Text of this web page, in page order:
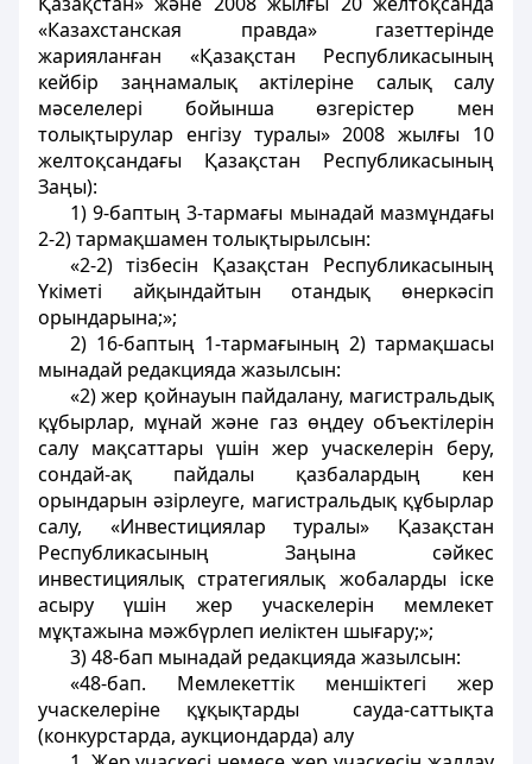
«Казахстанская правда» газеттерінде
жарияланған «Қазақстан Республикасының
кейбір заңнамалық актілеріне салық салу
мәселелері бойынша өзгерістер мен
толықтырулар енгізу туралы» 2008 жылғы 10
желтоқсандағы Қазақстан Республикасының
Заңы):
1) 9-баптың 3-тармағы мынадай мазмұндағы
2-2) тармақшамен толықтырылсын:
«2-2) тізбесін Қазақстан Республикасының
Үкіметі айқындайтын отандық өнеркәсіп
орындарына;»;
2) 16-баптың 1-тармағының 2) тармақшасы
мынадай редакцияда жазылсын:
«2) жер қойнауын пайдалану, магистральдық
құбырлар, мұнай және газ өңдеу объектілерін
салу мақсаттары үшін жер учаскелерін беру,
сондай-ақ пайдалы қазбалардың кен
орындарын әзірлеуге, магистральдық құбырлар
салу, «Инвестициялар туралы» Қазақстан
Республикасының Заңына сәйкес
инвестициялық стратегиялық жобаларды іске
асыру үшін жер учаскелерін мемлекет
мұқтажына мәжбүрлеп иеліктен шығару;»;
3) 48-бап мынадай редакцияда жазылсын:
«48-бап. Мемлекеттік меншіктегі жер
учаскелеріне құқықтарды сауда-саттықта
(конкурстарда, аукциондарда) алу